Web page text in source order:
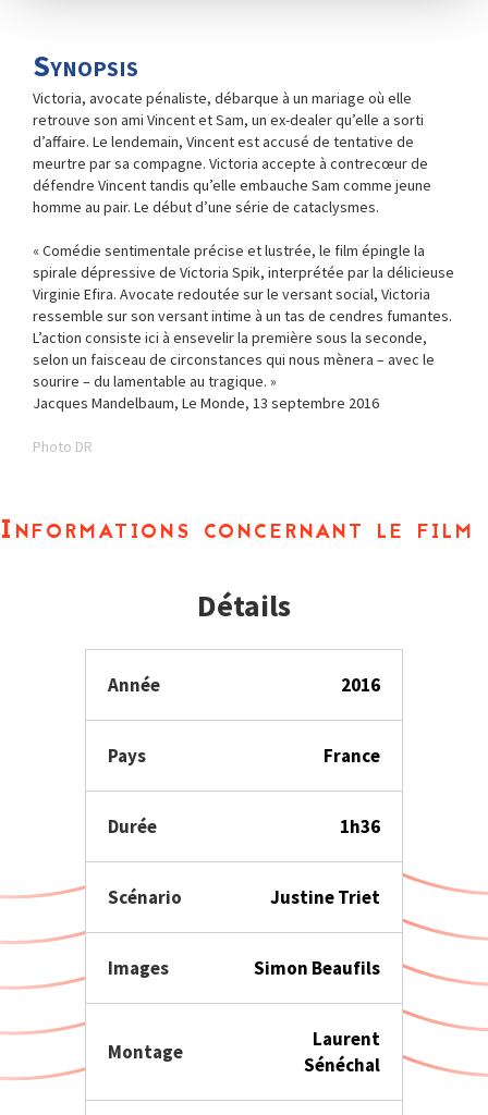
Synopsis
Victoria, avocate pénaliste, débarque à un mariage où elle
retrouve son ami Vincent et Sam, un ex-dealer qu’elle a sorti
d’affaire. Le lendemain, Vincent est accusé de tentative de
meurtre par sa compagne. Victoria accepte à contrecœur de
défendre Vincent tandis qu’elle embauche Sam comme jeune
homme au pair. Le début d’une série de cataclysmes.
« Comédie sentimentale précise et lustrée, le film épingle la
spirale dépressive de Victoria Spik, interprétée par la délicieuse
Virginie Efira. Avocate redoutée sur le versant social, Victoria
ressemble sur son versant intime à un tas de cendres fumantes.
L’action consiste ici à ensevelir la première sous la seconde,
selon un faisceau de circonstances qui nous mènera – avec le
sourire – du lamentable au tragique. »
Jacques Mandelbaum, Le Monde, 13 septembre 2016
Photo DR
Informations concernant le film
Détails
Année 2016
Pays France
Durée 1h36
Scénario Justine Triet
Images Simon Beaufils
Montage
Laurent
Sénéchal